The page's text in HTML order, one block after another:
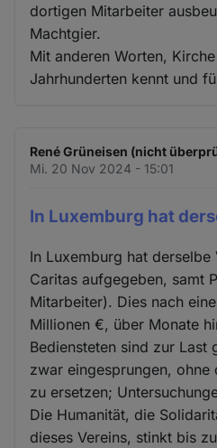
dortigen Mitarbeiter
Machtgier.
Mit anderen Worten,
Jahrhunderten kennt und
René Grüneisen (nicht
Mi. 20 Nov 2024 - 15:01
In Luxemburg hat
In Luxemburg hat derselbe
Caritas aufgegeben, samt
Mitarbeiter). Dies nach
Millionen €, über Monate
Bediensteten sind zur Last
zwar eingesprungen, ohne
zu ersetzen;
Die Humanität, die
dieses Vereins, stinkt bis